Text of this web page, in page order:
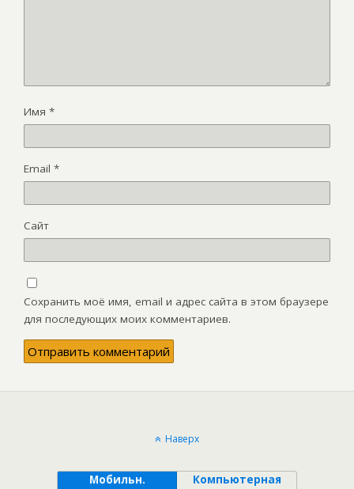
Имя *
Email *
Сайт
Сохранить моё имя, email и адрес сайта в этом браузере
для последующих моих комментариев.
Наверх
Мобильн. Компьютерная